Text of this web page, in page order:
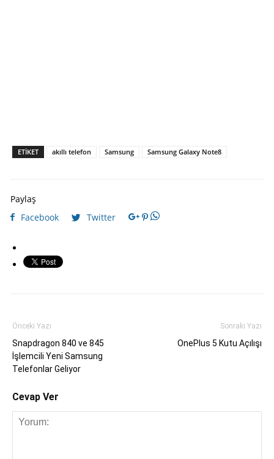
ETIKET akıllı telefon Samsung Samsung Galaxy Note8
Paylaş
Facebook
Twitter
Önceki Yazı
Snapdragon 840 ve 845
İşlemcili Yeni Samsung
Telefonlar Geliyor
Sonraki Yazı
OnePlus 5 Kutu Açılışı
Cevap Ver